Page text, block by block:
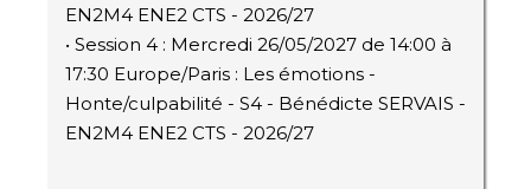
EN2M4 ENE2 CTS - 2026/27
• Session 4 : Mercredi 26/05/2027 de 14:00 à
17:30 Europe/Paris : Les émotions -
Honte/culpabilité - S4 - Bénédicte SERVAIS -
EN2M4 ENE2 CTS - 2026/27